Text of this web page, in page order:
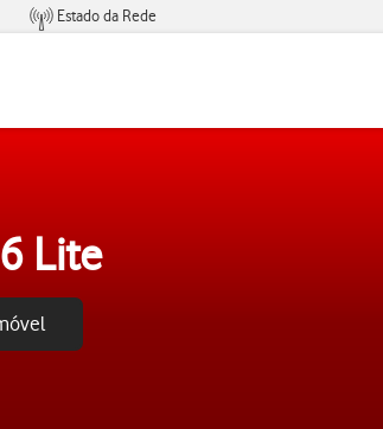
Estado da Rede
Lite